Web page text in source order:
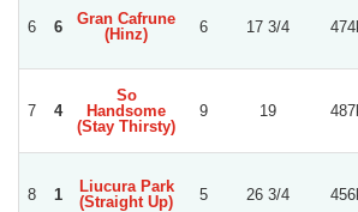
6 6
Gran Cafrune
(Hinz)
6 17 3/4
7 4
So
Handsome
(Stay Thirsty)
9 19
8 1
Liucura Park
(Straight Up)
5 26 3/4